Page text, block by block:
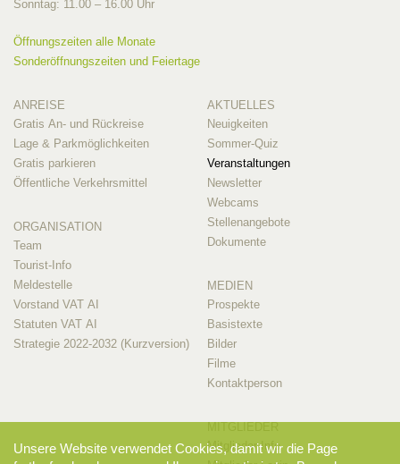
Sonntag: 11.00 – 16.00 Uhr
Öffnungszeiten alle Monate
Sonderöffnungszeiten und Feiertage
ANREISE
Gratis An- und Rückreise
Lage & Parkmöglichkeiten
Gratis parkieren
Öffentliche Verkehrsmittel
ORGANISATION
Team
Tourist-Info
Meldestelle
Vorstand VAT AI
Statuten VAT AI
Strategie 2022-2032 (Kurzversion)
AKTUELLES
Neuigkeiten
Sommer-Quiz
Veranstaltungen
Newsletter
Webcams
Stellenangebote
Dokumente
MEDIEN
Prospekte
Basistexte
Bilder
Filme
Kontaktperson
Mitglieder-Info
Unsere Website verwendet Cookies, damit wir die Page